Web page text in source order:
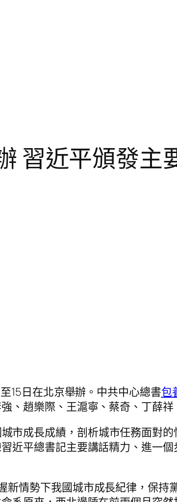
習近平頒發主
15日在北京舉辦。中共中心總書包
、趙樂際、王滬寧、蔡奇、丁薛祥
市成長成績，剖析城市任務面對
近平總書記主要講話精力、進一
新情勢下我國城市成長紀律，保持